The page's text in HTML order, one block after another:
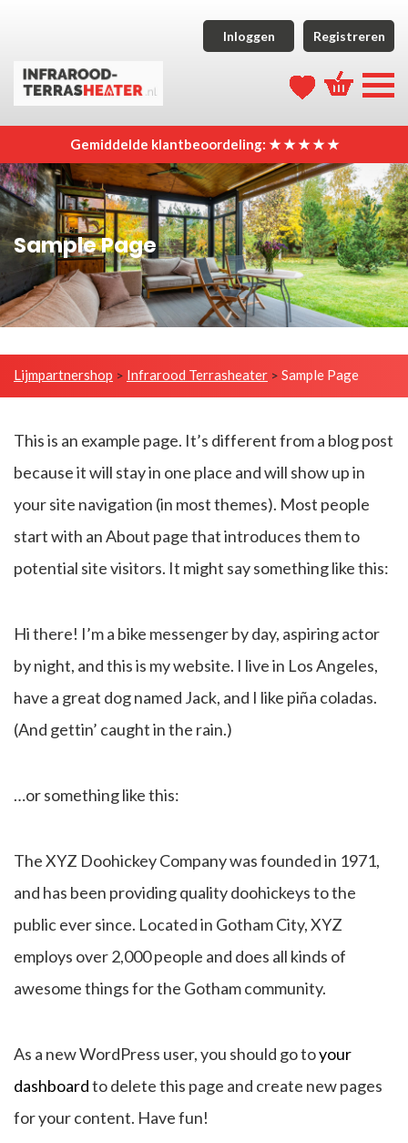
Inloggen Registreren
Gemiddelde klantbeoordeling: ★ ★ ★ ★ ★
Sample Page
Lijmpartnershop > Infrarood Terrasheater > Sample Page
This is an example page. It’s different from a blog post
because it will stay in one place and will show up in
your site navigation (in most themes). Most people
start with an About page that introduces them to
potential site visitors. It might say something like this:
Hi there! I’m a bike messenger by day, aspiring actor
by night, and this is my website. I live in Los Angeles,
have a great dog named Jack, and I like piña coladas.
(And gettin’ caught in the rain.)
…or something like this:
The XYZ Doohickey Company was founded in 1971,
and has been providing quality doohickeys to the
public ever since. Located in Gotham City, XYZ
employs over 2,000 people and does all kinds of
awesome things for the Gotham community.
As a new WordPress user, you should go toyour
dashboardto delete this page and create new pages
for your content. Have fun!